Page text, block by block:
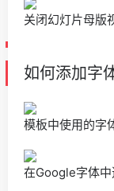
关闭幻灯片母版
如何添加字
模板中使用的字
在Google字体